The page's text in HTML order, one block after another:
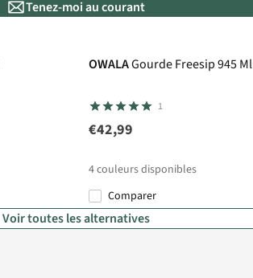
Tenez-moi au courant
OWALAGourde Freesip 945 Ml
1
€42,99
4couleurs disponibles
Comparer
Voir toutes les alternatives